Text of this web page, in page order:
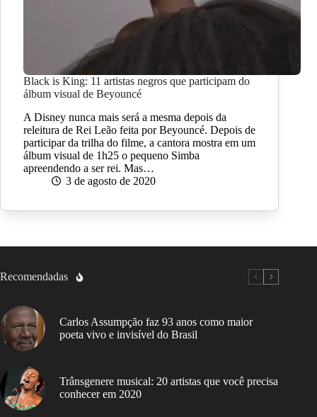
Black is King: 11 artistas negros que participam do
álbum visual de Beyouncé
A Disney nunca mais será a mesma depois da
releitura de Rei Leão feita por Beyouncé. Depois de
participar da trilha do filme, a cantora mostra em um
álbum visual de 1h25 o pequeno Simba
apreendendo a ser rei. Mas…
3 de agosto de 2020
Recomendadas
Carlos Assumpção faz 93 anos como maior
poeta vivo e invisível do Brasil
Trânsgenere musical: 20 artistas que você precisa
conhecer em 2020